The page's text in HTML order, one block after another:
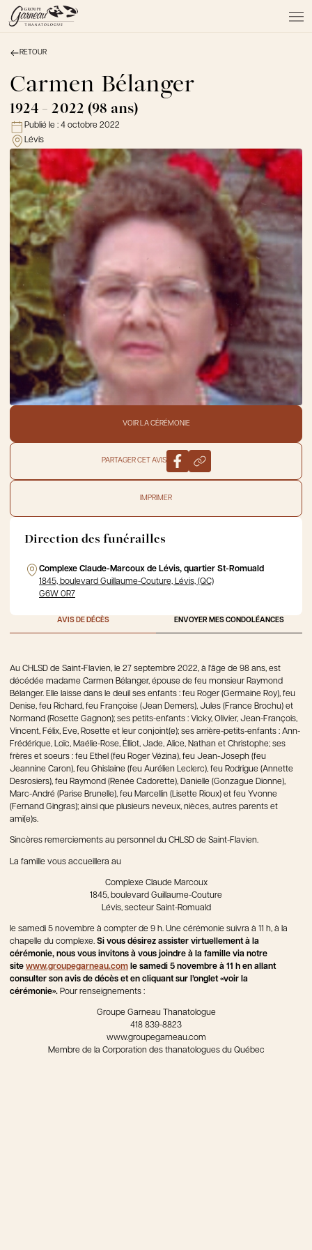
À PROPOS
NOS SERVICES
NOS PRODUITS
NOTRE ÉQUIPE
NOS SALONS
AVIS DE DÉCÈS
Actualités
FAQ et mythes
Liens utiles
Témoignages
Emplois
Dons
RETOUR
Carmen Bélanger
1924 - 2022 (98 ans)
Publié le : 4 octobre 2022
Lévis
VOIR LA CÉRÉMONIE
PARTAGER CET AVIS
IMPRIMER
Direction des funérailles
Complexe Claude-Marcoux de Lévis, quartier St-Romuald
1845, boulevard Guillaume-Couture, Lévis, (QC)
G6W 0R7
AVIS DE DÉCÈS ENVOYER MES CONDOLÉANCES
Au CHLSD de Saint-Flavien, le 27 septembre 2022, à l'âge de 98 ans, est
décédée madame Carmen Bélanger, épouse de feu monsieur Raymond
Bélanger. Elle laisse dans le deuil ses enfants : feu Roger (Germaine Roy), feu
Denise, feu Richard, feu Françoise (Jean Demers), Jules (France Brochu) et
Normand (Rosette Gagnon); ses petits-enfants : Vicky, Olivier, Jean-François,
Vincent, Félix, Eve, Rosette et leur conjoint(e); ses arrière-petits-enfants : Ann-
Frédérique, Loïc, Maélie-Rose, Élliot, Jade, Alice, Nathan et Christophe; ses
frères et soeurs : feu Ethel (feu Roger Vézina), feu Jean-Joseph (feu
Jeannine Caron), feu Ghislaine (feu Aurélien Leclerc), feu Rodrigue (Annette
Desrosiers), feu Raymond (Renée Cadorette), Danielle (Gonzague Dionne),
Marc-André (Parise Brunelle), feu Marcellin (Lisette Rioux) et feu Yvonne
(Fernand Gingras); ainsi que plusieurs neveux, nièces, autres parents et
ami(e)s.
Sincères remerciements au personnel du CHLSD de Saint-Flavien.
La famille vous accueillera au
Complexe Claude Marcoux
1845, boulevard Guillaume-Couture
Lévis, secteur Saint-Romuald
le samedi 5 novembre à compter de 9 h. Une cérémonie suivra à 11 h, à la
chapelle du complexe. Si vous désirez assister virtuellement à la
cérémonie, nous vous invitons à vous joindre à la famille via notre
site www.groupegarneau.com le samedi 5 novembre à 11 h en allant
consulter son avis de décès et en cliquant sur l’onglet «voir la
cérémonie». Pour renseignements :
Groupe Garneau Thanatologue
418 839-8823
www.groupegarneau.com
Membre de la Corporation des thanatologues du Québec